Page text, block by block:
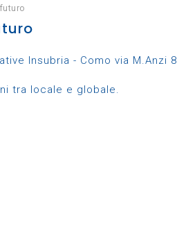
Insubria - Como via M.Anzi 8
tra locale e globale.